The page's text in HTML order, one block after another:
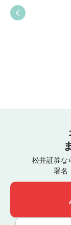
松井証券な
署名